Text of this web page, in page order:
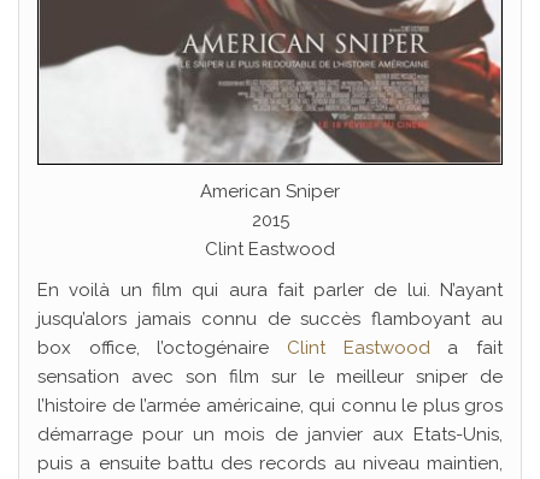
American Sniper
2015
Clint Eastwood
En voilà un film qui aura fait parler de lui. N’ayant
jusqu’alors jamais connu de succès flamboyant au
box office, l’octogénaire Clint Eastwooda fait
sensation avec son film sur le meilleur sniper de
l’histoire de l’armée américaine, qui connu le plus gros
démarrage pour un mois de janvier aux Etats-Unis,
puis a ensuite battu des records au niveau maintien,